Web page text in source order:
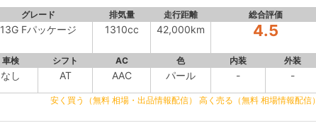
グレード 排気量 走行距離 総合評価
13G Fパッケージ 1310cc 42,000km 4.5
車検 シフト AC 色 内装 外装
なし AT AAC パール - -
安く買う（無料 相場・出品情報配信） 高く売る（無料 相場情報配信）